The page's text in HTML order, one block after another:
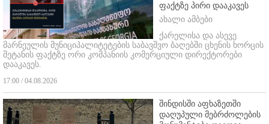
ფაქტზე პირი დააკავეს
ახალი ამბები
ქარელისა და ასევე
მარნეულის მუნიციპალიტეტების საბავშვო ბაღებში ცხენის ხორცის
შეტანის ფაქტზე ორი კომპანიის კომერციული დირექტორები
დააკავეს.
17:00 / 04.08.2026
შინდისში აფხაზეთში
დაღუპული მებრძოლების